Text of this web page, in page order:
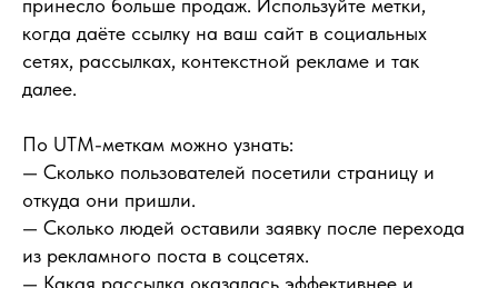
принесло больше продаж. Используйте метки,
когда даёте ссылку на ваш сайт в социальных
сетях, рассылках, контекстной рекламе и так
далее.
По UTM-меткам можно узнать:
— Сколько пользователей посетили страницу и
откуда они пришли.
— Сколько людей оставили заявку после перехода
из рекламного поста в соцсетях.
— Какая рассылка оказалась эффективнее и